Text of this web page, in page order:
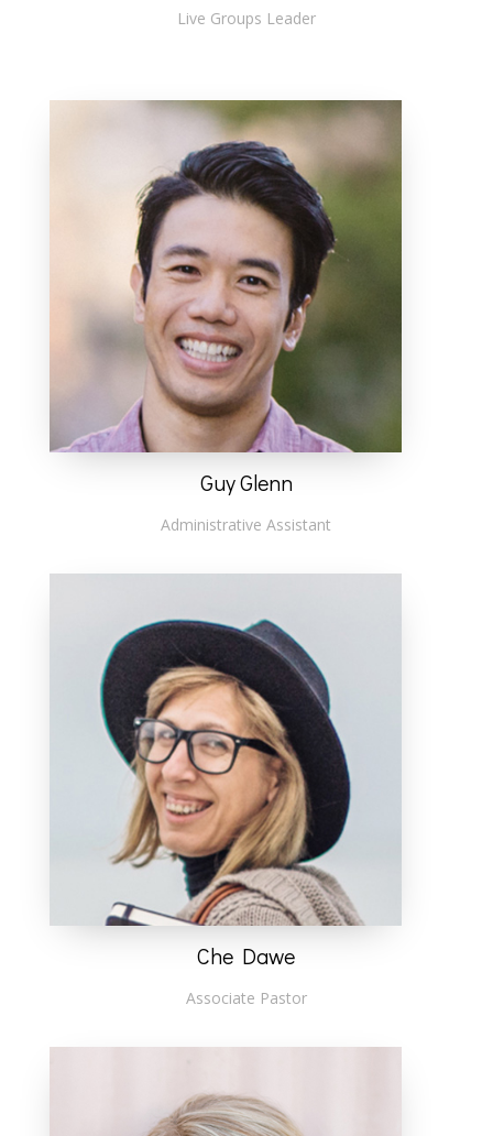
Live Groups Leader
Guy Glenn
Administrative Assistant
Che Dawe
Associate Pastor